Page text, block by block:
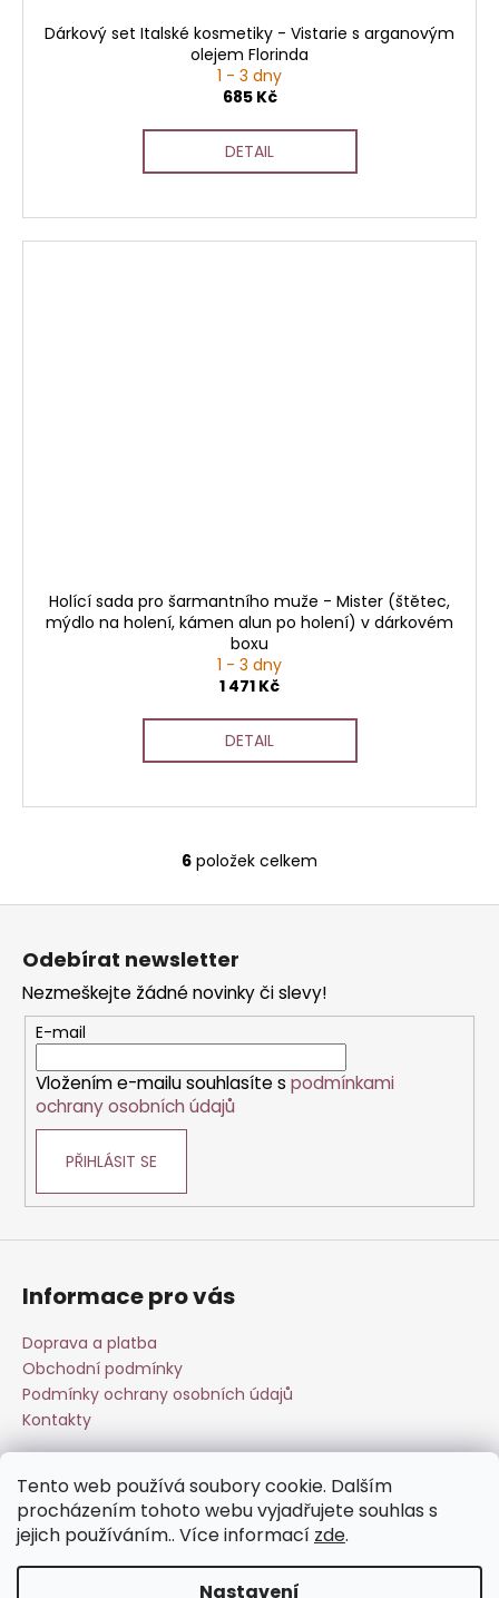
Tento web používá soubory cookie. Dalším
procházením tohoto webu vyjadřujete souhlas s
jejich používáním.. Více informací zde.
Nastavení
Dárkový set Italské kosmetiky - Vistarie s arganovým
olejem Florinda
1 - 3 dny
685 Kč
DETAIL
Holící sada pro šarmantního muže - Mister (štětec,
mýdlo na holení, kámen alun po holení) v dárkovém
boxu
1 - 3 dny
1 471 Kč
DETAIL
O
v
a
c
í
p
r
ý
p
6 položek celkem
Odebírat newsletter
Nezmeškejte žádné novinky či slevy!
E-mail
Vložením e-mailu souhlasíte s podmínkami
ochrany osobních údajů
PŘIHLÁSIT SE
Informace pro vás
Doprava a platba
Obchodní podmínky
Podmínky ochrany osobních údajů
Kontakty
Přijímáme online platby